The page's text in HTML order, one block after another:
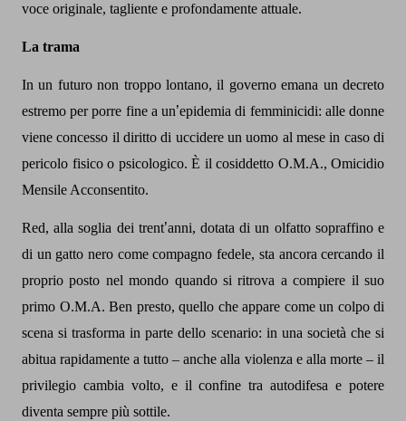
voce originale, tagliente e profondamente attuale.
La trama
In un futuro non troppo lontano, il governo emana un decreto
estremo per porre fine a un’epidemia di femminicidi: alle donne
viene concesso il diritto di uccidere un uomo al mese in caso di
pericolo fisico o psicologico. È il cosiddetto O.M.A., Omicidio
Mensile Acconsentito.
Red, alla soglia dei trent’anni, dotata di un olfatto sopraffino e
di un gatto nero come compagno fedele, sta ancora cercando il
proprio posto nel mondo quando si ritrova a compiere il suo
primo O.M.A. Ben presto, quello che appare come un colpo di
scena si trasforma in parte dello scenario: in una società che si
abitua rapidamente a tutto – anche alla violenza e alla morte – il
privilegio cambia volto, e il confine tra autodifesa e potere
diventa sempre più sottile.